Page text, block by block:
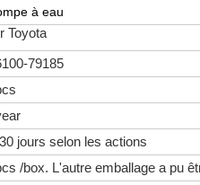
à eau
Toyota
79185
jours selon les actions
/box. L'autre emballage a pu